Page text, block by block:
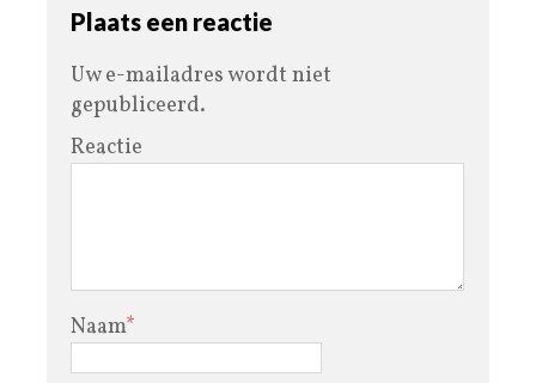
Plaats een reactie
Uw e-mailadres wordt niet
gepubliceerd.
Reactie
Naam*